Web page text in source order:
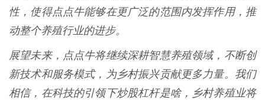
性，使得点点牛能够在更广泛的范围内发挥作用，推
动整个养殖行业的进步。
展望未来，点点牛将继续深耕智慧养殖领域，不断创
新技术和服务模式，为乡村振兴贡献更多力量。我们
相信，在科技的引领下炒股杠杆是啥，乡村养殖业将